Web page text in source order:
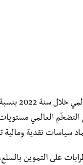
التضخّم العالمي